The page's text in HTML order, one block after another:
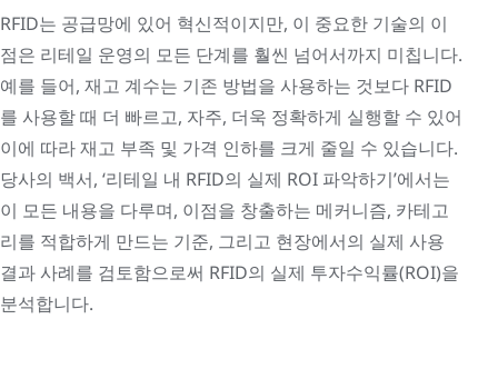
RFID는 공급망에 있어 혁신적이지만, 이 중요한 기술의 이
점은 리테일 운영의 모든 단계를 훨씬 넘어서까지 미칩니다.
예를 들어, 재고 계수는 기존 방법을 사용하는 것보다 RFID
를 사용할 때 더 빠르고, 자주, 더욱 정확하게 실행할 수 있어
이에 따라 재고 부족 및 가격 인하를 크게 줄일 수 있습니다.
당사의 백서, ‘리테일 내 RFID의 실제 ROI 파악하기’에서는
이 모든 내용을 다루며, 이점을 창출하는 메커니즘, 카테고
리를 적합하게 만드는 기준, 그리고 현장에서의 실제 사용
결과 사례를 검토함으로써 RFID의 실제 투자수익률(ROI)을
분석합니다.